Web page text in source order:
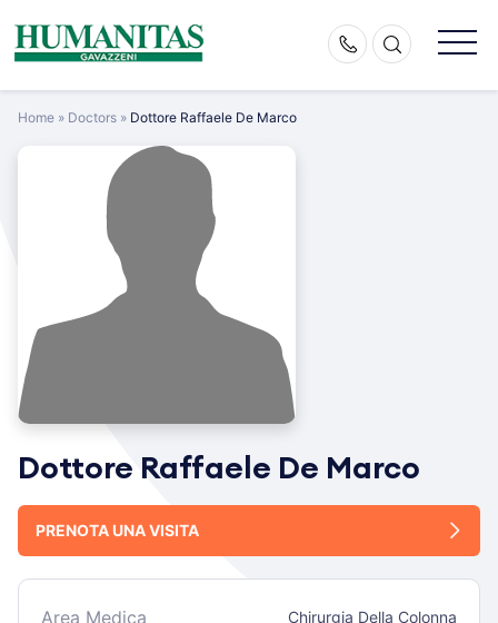
content
Home » Doctors » Dottore Raffaele De Marco
Dottore Raffaele De Marco
PRENOTA UNA VISITA
Area Medica Chirurgia Della Colonna